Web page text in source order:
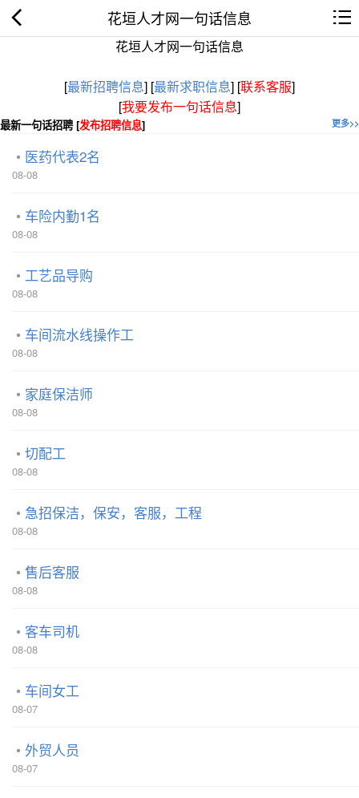
花垣人才网一句话信息
花垣人才网一句话信息
[最新招聘信息] [最新求职信息] [联系客服]
[我要发布一句话信息]
更多>>
最新一句话招聘 [发布招聘信息]
医药代表2名
08-08
车险内勤1名
08-08
工艺品导购
08-08
车间流水线操作工
08-08
家庭保洁师
08-08
切配工
08-08
急招保洁，保安，客服，工程
08-08
售后客服
08-08
客车司机
08-08
车间女工
08-07
外贸人员
08-07